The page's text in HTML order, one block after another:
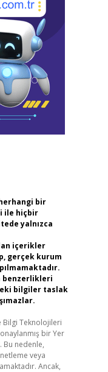
bir
ile hiçbir
yalnızca
içerikler
gerçek kurum
benzerlikleri
bilgiler taslak
Bilgi Teknolojileri
bir Yer
Bu nedenle,
veya
Ancak,